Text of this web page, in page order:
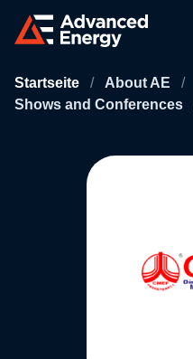
Startseite / About AE /
Shows and Conferences